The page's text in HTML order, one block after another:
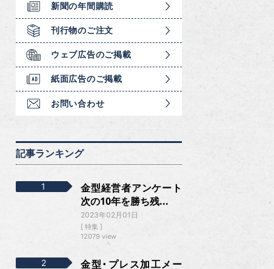
新聞の年間購読
刊行物のご注文
ウェブ広告のご掲載
紙面広告のご掲載
お問い合わせ
記事ランキング
金型経営者アンケート
次の10年を勝ち残...
2023年02月01日
特集
12079 view
金型・プレス加工メー